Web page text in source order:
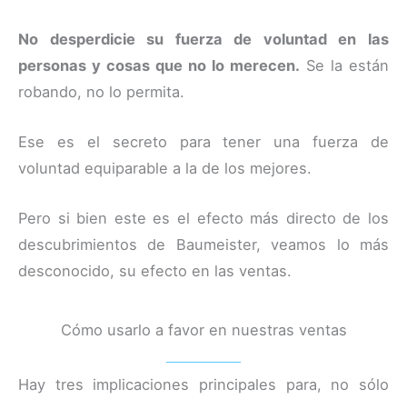
No desperdicie su fuerza de voluntad en las
personas y cosas que no lo merecen. Se la están
robando, no lo permita.
Ese es el secreto para tener una fuerza de
voluntad equiparable a la de los mejores.
Pero si bien este es el efecto más directo de los
descubrimientos de Baumeister, veamos lo más
desconocido, su efecto en las ventas.
Cómo usarlo a favor en nuestras ventas
Hay tres implicaciones principales para, no sólo